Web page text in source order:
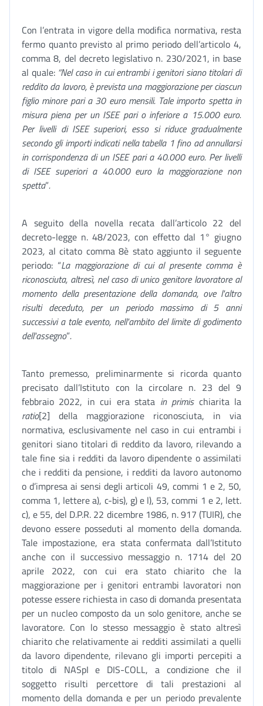
Con l’entrata in vigore della modifica normativa, resta
fermo quanto previsto al primo periodo dell’articolo 4,
comma 8, del decreto legislativo n. 230/2021, in base
al quale: “Nel caso in cui entrambi i genitori siano titolari di
reddito da lavoro, è prevista una maggiorazione per ciascun
figlio minore pari a 30 euro mensili. Tale importo spetta in
misura piena per un ISEE pari o inferiore a 15.000 euro.
Per livelli di ISEE superiori, esso si riduce gradualmente
secondo gli importi indicati nella tabella 1 fino ad annullarsi
in corrispondenza di un ISEE pari a 40.000 euro. Per livelli
di ISEE superiori a 40.000 euro la maggiorazione non
spetta”.
A seguito della novella recata dall’articolo 22 del
decreto-legge n. 48/2023, con effetto dal 1° giugno
2023, al citato comma 8è stato aggiunto il seguente
periodo: “La maggiorazione di cui al presente comma è
riconosciuta, altresì, nel caso di unico genitore lavoratore al
momento della presentazione della domanda, ove l'altro
risulti deceduto, per un periodo massimo di 5 anni
successivi a tale evento, nell'ambito del limite di godimento
dell'assegno”.
Tanto premesso, preliminarmente si ricorda quanto
precisato dall’Istituto con la circolare n. 23 del 9
febbraio 2022, in cui era stata in primis chiarita la
ratio[2] della maggiorazione riconosciuta, in via
normativa, esclusivamente nel caso in cui entrambi i
genitori siano titolari di reddito da lavoro, rilevando a
tale fine sia i redditi da lavoro dipendente o assimilati
che i redditi da pensione, i redditi da lavoro autonomo
o d’impresa ai sensi degli articoli 49, commi 1 e 2, 50,
comma 1, lettere a), c-bis), g) e l), 53, commi 1 e 2, lett.
c), e 55, del D.P.R. 22 dicembre 1986, n. 917 (TUIR), che
devono essere posseduti al momento della domanda.
Tale impostazione, era stata confermata dall’Istituto
anche con il successivo messaggio n. 1714 del 20
aprile 2022, con cui era stato chiarito che la
maggiorazione per i genitori entrambi lavoratori non
potesse essere richiesta in caso di domanda presentata
per un nucleo composto da un solo genitore, anche se
lavoratore. Con lo stesso messaggio è stato altresì
chiarito che relativamente ai redditi assimilati a quelli
da lavoro dipendente, rilevano gli importi percepiti a
titolo di NASpI e DIS-COLL, a condizione che il
soggetto risulti percettore di tali prestazioni al
momento della domanda e per un periodo prevalente